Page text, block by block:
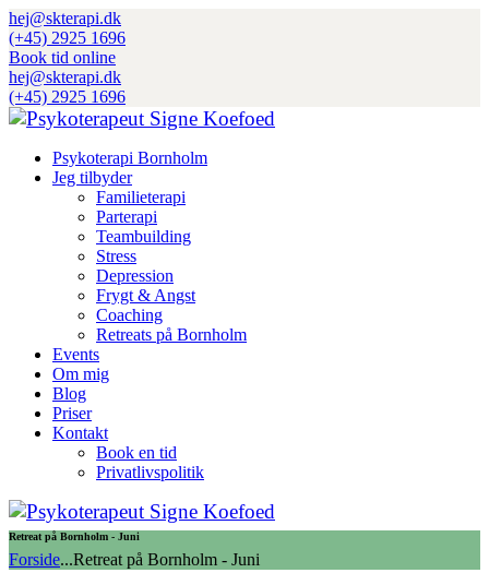
hej@skterapi.dk
(+45) 2925 1696
Book tid online
hej@skterapi.dk
(+45) 2925 1696
Psykoterapi Bornholm
Jeg tilbyder
Familieterapi
Parterapi
Teambuilding
Stress
Depression
Frygt & Angst
Coaching
Retreats på Bornholm
Events
Om mig
Blog
Priser
Kontakt
Book en tid
Privatlivspolitik
Retreat på Bornholm - Juni
Forside...Retreat på Bornholm - Juni